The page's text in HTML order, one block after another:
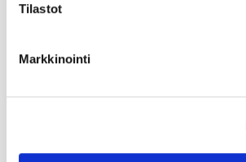
Tilastot
Markkinointi